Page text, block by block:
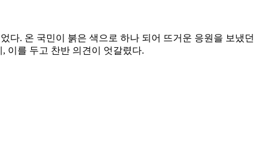
다. 온 국민이 붉은 색으로 하나 되어 뜨거운 응원을 보냈
이를 두고 찬반 의견이 엇갈렸다.